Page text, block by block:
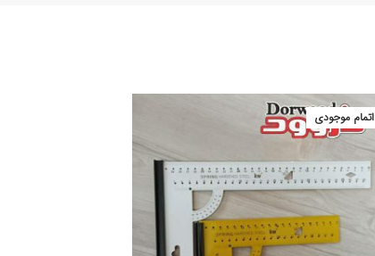
اتمام موجودی